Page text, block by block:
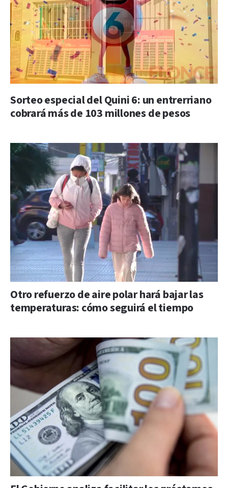
Sorteo especial del Quini 6: un entrerriano
cobrará más de 103 millones de pesos
Otro refuerzo de aire polar hará bajar las
temperaturas: cómo seguirá el tiempo